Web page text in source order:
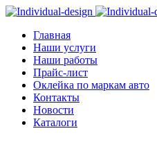
Главная
Наши услуги
Наши работы
Прайс-лист
Оклейка по маркам авто
Контакты
Новости
Каталоги